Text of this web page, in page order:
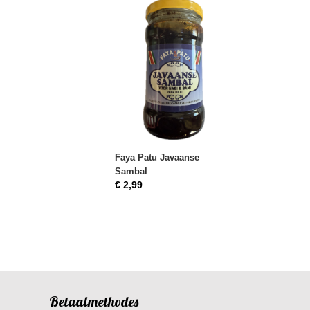
Faya Patu Javaanse
Sambal
€ 2,99
Betaalmethodes